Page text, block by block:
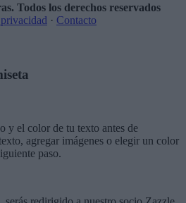
. Todos los derechos reservados
· Contacto
y el color de tu texto antes de
agregar imágenes o elegir un color
paso.